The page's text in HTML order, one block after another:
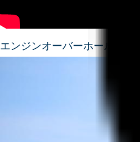
エンジンオーバーホール